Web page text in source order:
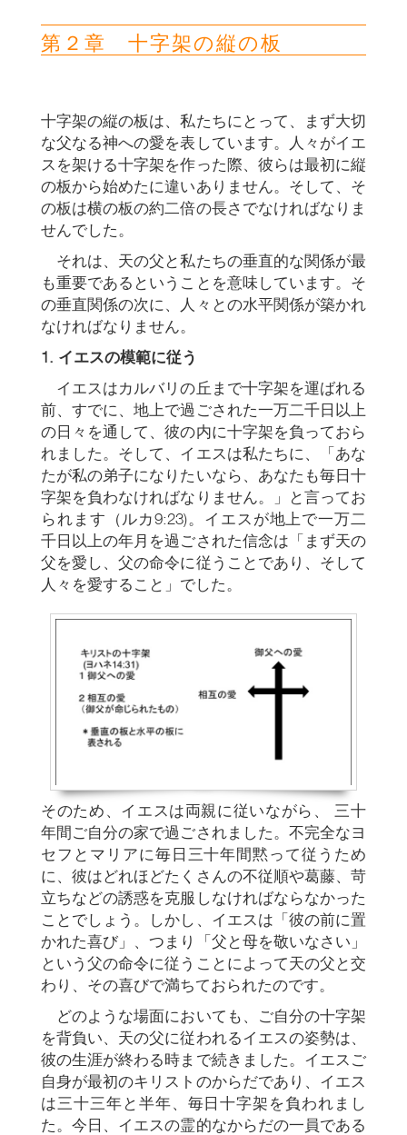
第２章 十字架の縦の板
十字架の縦の板は、私たちにとって、まず大切
な父なる神への愛を表しています。人々がイエ
スを架ける十字架を作った際、彼らは最初に縦
の板から始めたに違いありません。そして、そ
の板は横の板の約二倍の長さでなければなりま
せんでした。
それは、天の父と私たちの垂直的な関係が最
も重要であるということを意味しています。そ
の垂直関係の次に、人々との水平関係が築かれ
なければなりません。
1. イエスの模範に従う
イエスはカルバリの丘まで十字架を運ばれる
前、すでに、地上で過ごされた一万二千日以上
の日々を通して、彼の内に十字架を負っておら
れました。そして、イエスは私たちに、「あな
たが私の弟子になりたいなら、あなたも毎日十
字架を負わなければなりません。」と言ってお
られます（ルカ9:23)。イエスが地上で一万二
千日以上の年月を過ごされた信念は「まず天の
父を愛し、父の命令に従うことであり、そして
人々を愛すること」でした。
そのため、イエスは両親に従いながら、 三十
年間ご自分の家で過ごされました。不完全なヨ
セフとマリアに毎日三十年間黙って従うため
に、彼はどれほどたくさんの不従順や葛藤、苛
立ちなどの誘惑を克服しなければならなかった
ことでしょう。しかし、イエスは「彼の前に置
かれた喜び」、つまり「父と母を敬いなさい」
という父の命令に従うことによって天の父と交
わり、その喜びで満ちておられたのです。
どのような場面においても、ご自分の十字架
を背負い、天の父に従われるイエスの姿勢は、
彼の生涯が終わる時まで続きました。イエスご
自身が最初のキリストのからだであり、イエス
は三十三年と半年、毎日十字架を負われまし
た。今日、イエスの霊的なからだの一員である